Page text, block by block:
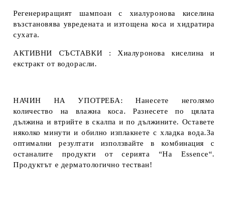
Регенериращият шампоан с хиалуронова киселина
възстановява увредената и изтощена коса и хидратира
сухата.
АКТИВНИ СЪСТАВКИ : Хиалуронова киселина и
екстракт от водорасли.
НАЧИН НА УПОТРЕБА: Нанесете неголямо
количество на влажна коса. Разнесете по цялата
дължина и втрийте в скалпа и по дължините. Оставете
няколко минути и обилно изплакнете с хладка вода.За
оптимални резултати използвайте в комбинация с
останалите продукти от серията “Ha Essence“.
Продуктът е дерматологично тестван!